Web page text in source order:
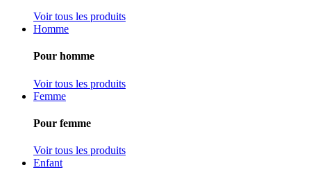
Voir tous les produits
Homme
Pour homme
Voir tous les produits
Femme
Pour femme
Voir tous les produits
Enfant